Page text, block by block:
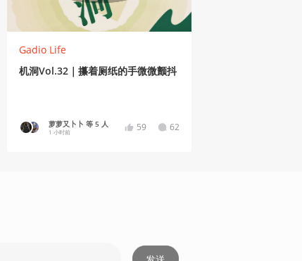
Gadio Life
机洞Vol.32｜攥着厕纸的手微微颤抖
萝萝又卜卜 等 5 人
1 小时前 59 62